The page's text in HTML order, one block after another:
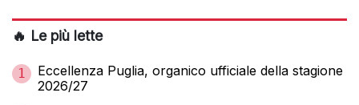
🔥 Le più lette
1
Eccellenza Puglia, organico ufficiale della stagione
2026/27